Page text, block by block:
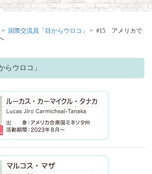
i
o
> 国際交流員「目からウロコ」
> #15 アメリカで
らウロコ」